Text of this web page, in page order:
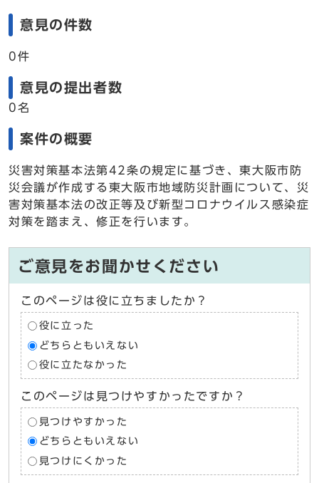
意見の件数
0件
意見の提出者数
0名
案件の概要
災害対策基本法第42条の規定に基づき、東大阪市防
災会議が作成する東大阪市地域防災計画について、災
害対策基本法の改正等及び新型コロナウイルス感染症
対策を踏まえ、修正を行います。
ご意見をお聞かせください
このページは役に立ちましたか？
役に立った
どちらともいえない
役に立たなかった
このページは見つけやすかったですか？
見つけやすかった
どちらともいえない
見つけにくかった